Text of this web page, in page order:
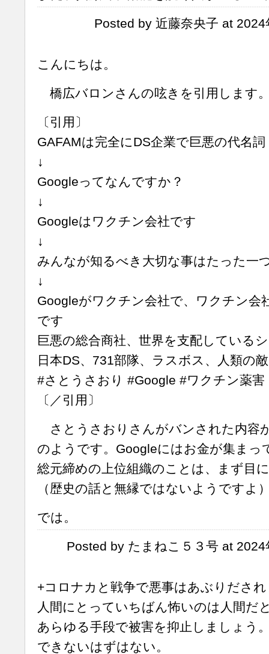
Posted by 近藤奈央子 at
こんにちは。
橋広バロンさんの呟きを引用します
〔引用〕
GAFAMは完全にDS企業で巨悪の代名詞
↓
Googleってなんですか？
↓
Googleはワクチン会社です
↓
みんなが知るべき大切な事はたった一
↓
Googleがワクチン会社で、ワクチン会
です
巨悪の総合商社、世界を支配している
日本DS、731部隊、ラスボス、人類の敵
#さとうさおり #Google #ワクチン薬害
〔／引用〕
さとうさおりさんがバンされた内容
のようです。Googleにはお金が集まっ
総元締めの上位組織のことは、まず目
（歴史の話と無縁ではないようですよ
では。
Posted by たまねこ５３号 at
+コロナカと戦争で悪事はあぶりださ
人間にとっていちばん怖いのは人間だ
あらゆる手段で被害を抑止しましょう
できないはずはない。